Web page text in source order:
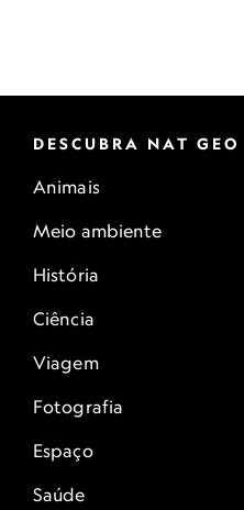
DESCUBRA NAT GEO
Animais
Meio ambiente
História
Ciência
Viagem
Fotografia
Espaço
Saúde